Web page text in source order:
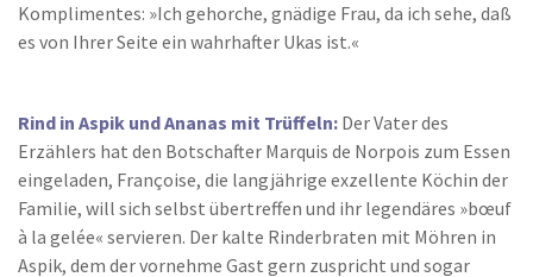
Komplimentes: »Ich gehorche, gnädige Frau, da ich sehe, daß
es von Ihrer Seite ein wahrhafter Ukas ist.«
Rind in Aspik und Ananas mit Trüffeln: Der Vater des
Erzählers hat den Botschafter Marquis de Norpois zum Essen
eingeladen, Françoise, die langjährige exzellente Köchin der
Familie, will sich selbst übertreffen und ihr legendäres »bœuf
à la gelée« servieren. Der kalte Rinderbraten mit Möhren in
Aspik, dem der vornehme Gast gern zuspricht und sogar